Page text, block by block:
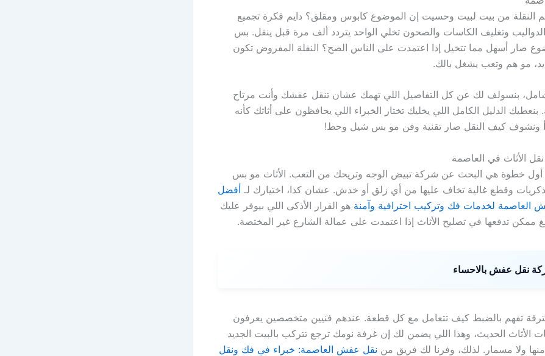
من بيت لبيت وحسيت إن الموضوع كابوس ومقلق؟ دايم فكرة تجميع
وتغليف الكاسات والصحون تخلي الواحد يتردد ألف مرة قبل ينقل. بس
صار أسهل مما تتخيل إذا اعتمدت على الناس الصح؟ النقلة المفروض تكون
مو هم وتعب يشغل بالك.
بنسولف لك عن كل التفاصيل اللي تهمك عشان تنقل عفشك وأنت مرتاح
الدليل الكامل اللي يخليك تختار الخبراء اللي يحافظون على أثاثك كأنه
ونشوف كيف النقل صار تقنية وفن مو بس شيل وحط!
الأثاث في العاصمة
أول خطوة هي البحث عن شركة تبيض الوجه وتريحك من التعب. الأثاث مو بس
وقطع غالية تخاف عليها من أي زلق أو خدش. عشان كذا، اختيارك لـ أفضل
لخدمات فك وتركيب احترافية وآمنة هو القرار الأذكى اللي بيوفر عليك
ممكن تدفعها في تصليح الأثاث إذا اعتمدت على عمالة الشارع غير المختصة.
نقل عفش بالاحساء
تفهم بالضبط كيف تتعامل مع كل قطعة. عندهم فنيين متخصصين يعرفون
الأثاث الحديث، وهذا اللي يضمن لك إن غرفة نومك ترجع تتركب بالبيت الجديد
ولا مسمار. لذلك، وفرنا لك فريق من نقل عفش العاصمة: خبراء في فك ونقل